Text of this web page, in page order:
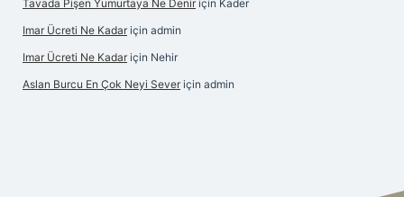
Tavada Pişen Yumurtaya Ne Denir için Kader
Imar Ücreti Ne Kadar için admin
Imar Ücreti Ne Kadar için Nehir
Aslan Burcu En Çok Neyi Sever için admin